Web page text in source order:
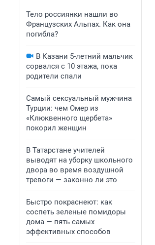
Тело россиянки нашли во
Французских Альпах. Как она
погибла?
В Казани 5-летний мальчик
сорвался с 10 этажа, пока
родители спали
Самый сексуальный мужчина
Турции: чем Омер из
«Клюквенного щербета»
покорил женщин
В Татарстане учителей
выводят на уборку школьного
двора во время воздушной
тревоги — законно ли это
Быстро покраснеют: как
соспеть зеленые помидоры
дома — пять самых
эффективных способов